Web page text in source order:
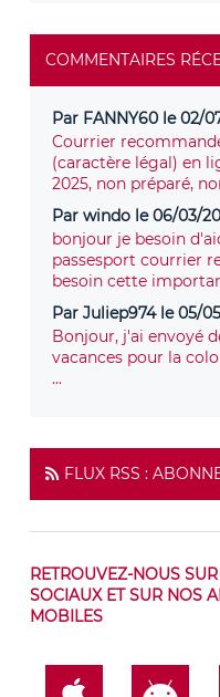
COMMENTAIRES
Par FANNY60 le 02/
Courrier
(caractère légal) en
2025, non préparé,
Par windo le 06/03/
bonjour je besoin
passesport courrier
besoin cette
Par Juliep974 le 05/
Bonjour, j'ai envoyé
vacances pour la
...
FLUX RSS :
RETROUVEZ-NOUS
SOCIAUX ET SUR NOS
MOBILES